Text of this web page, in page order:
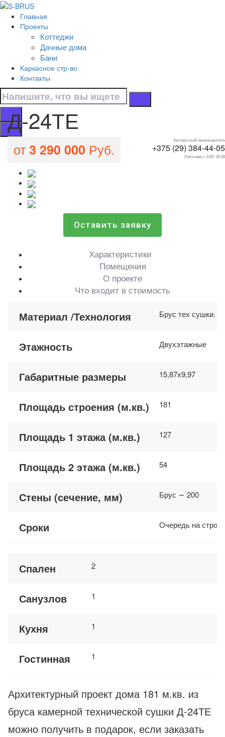
Перейти к контенту
Главная
Проекты
Коттеджи
Дачные дома
Бани
Каркасное стр-во
Контакты
Белорусский производитель
+375 (29) 384-44-05
Работаем с 9.00 -20.00
Д-24ТЕ
Все проекты домов
Д-24ТЕ
Д-24ТЕ
от3 290 000 Руб.
Оставить заявку
Характеристики
Помещения
О проекте
Что входит в стоимость
Материал /Технология Брус тех сушки.
Этажность Двухэтажные
Габаритные размеры 15,87х9,97
Площадь строения (м.кв.) 181
Площадь 1 этажа (м.кв.) 127
Площадь 2 этажа (м.кв.) 54
Стены (сечение, мм) Брус ∼ 200
Сроки Очередь на
Спален 2
Санузлов 1
Кухня 1
Гостинная 1
Архитектурный проект дома 181 м.кв. из
бруса камерной технической сушки Д-24ТЕ
можно получить в подарок, если заказать